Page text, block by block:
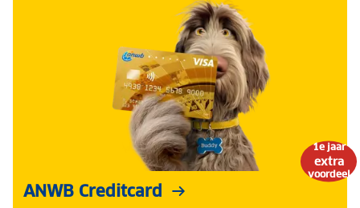
1e jaar
extra
voordeel
ANWB Creditcard